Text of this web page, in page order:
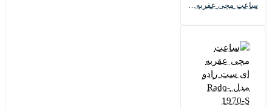
ساعت مچی عقربه ای ست رادو مدل Rado-1969-S